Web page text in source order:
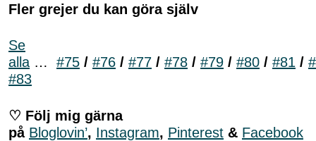
Fler grejer du kan göra själv
Se
alla … #75 / #76 / #77 / #78 / #79 / #80 / #81 /
#83
♡ Följ mig gärna
på Bloglovin’, Instagram, Pinterest & Facebook